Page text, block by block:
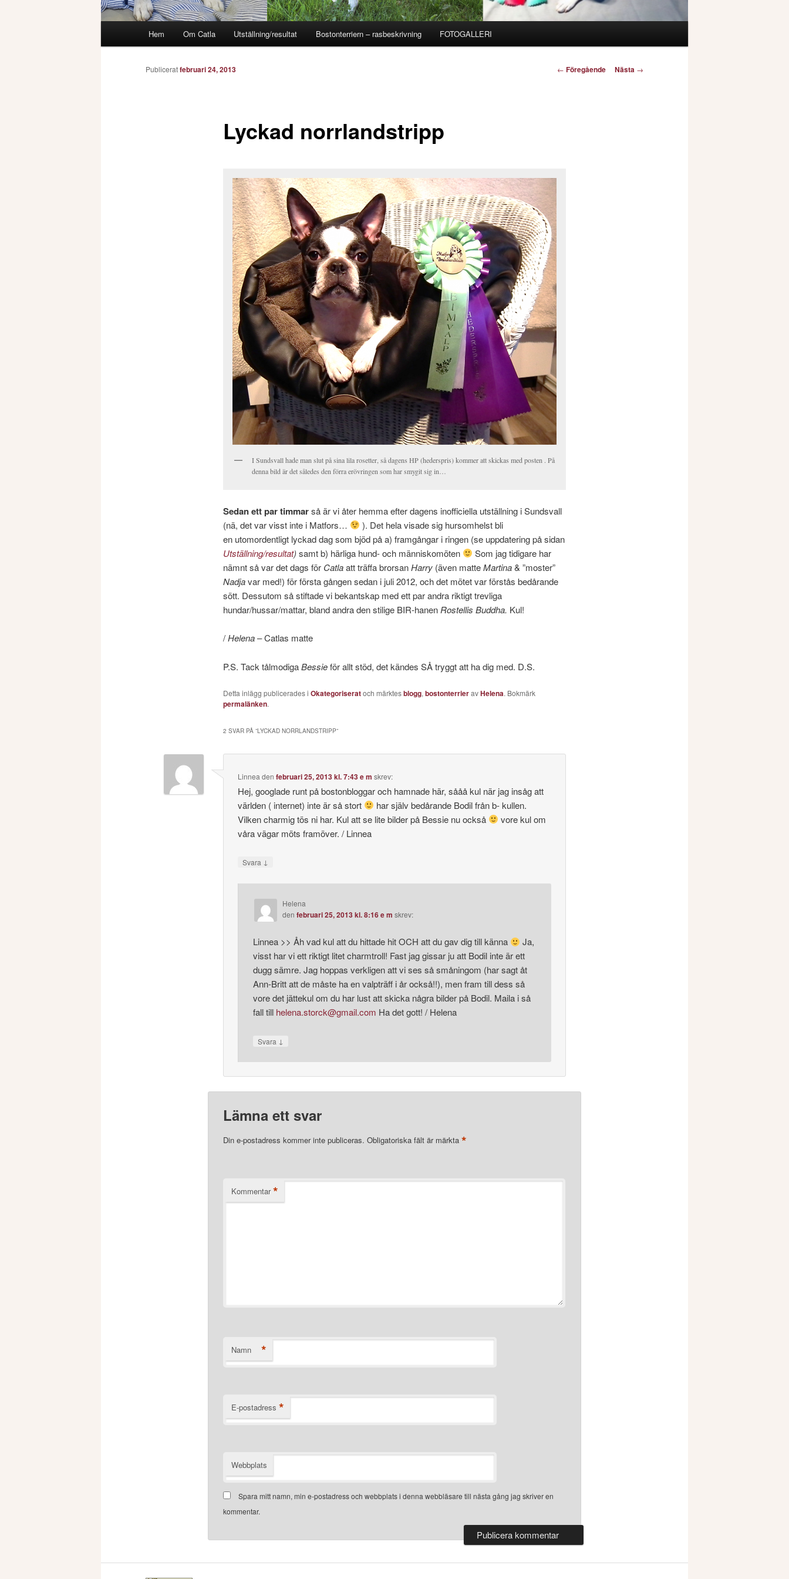
Hem Om Catla Utställning/resultat Bostonterriern – rasbeskrivning FOTOGALLERI
Inläggsnavigering
← Föregående Nästa →
Lyckad norrlandstripp
Publiceratfebruari 24, 2013
I Sundsvall hade man slut på sina lila rosetter, så dagens HP (hederspris) kommer att skickas med posten . På
denna bild är det således den förra erövringen som har smygit sig in…
Sedan ett par timmarså är vi åter hemma efter dagens inofficiella utställning i Sundsvall
(nä, det var visst inte i Matfors…
). Det hela visade sig hursomhelst bli
en utomordentligt lyckad dag som bjöd på a) framgångar i ringen (se uppdatering på sidan
Utställning/resultat) samt b) härliga hund- och människomöten
Som jag tidigare har
nämnt så var det dags för Catlaatt träffa brorsanHarry(även matteMartina& ”moster”
Nadjavar med!) för första gången sedan i juli 2012, och det mötet var förstås bedårande
sött. Dessutom så stiftade vi bekantskap med ett par andra riktigt trevliga
hundar/hussar/mattar, bland andra den stilige BIR-hanen Rostellis Buddha. Kul!
/Helena– Catlas matte
P.S. Tack tålmodigaBessieför allt stöd, det kändes SÅ tryggt att ha dig med. D.S.
Detta inlägg publicerades i Okategoriseratoch märktesblogg, bostonterrieravHelena. Bokmärk
permalänken.
2 SVAR PÅ ”LYCKAD NORRLANDSTRIPP”
Linnea denfebruari 25, 2013 kl. 7:43 e m skrev:
Hej, googlade runt på bostonbloggar och hamnade här, sååå kul när jag insåg att
världen ( internet) inte är så stort
har själv bedårande Bodil från b- kullen.
Vilken charmig tös ni har. Kul att se lite bilder på Bessie nu också
vore kul om
våra vägar möts framöver. / Linnea
Svara ↓
Helena
den februari 25, 2013 kl. 8:16 e m skrev:
Linnea >> Åh vad kul att du hittade hit OCH att du gav dig till känna
Ja,
visst har vi ett riktigt litet charmtroll! Fast jag gissar ju att Bodil inte är ett
dugg sämre. Jag hoppas verkligen att vi ses så småningom (har sagt åt
Ann-Britt att de måste ha en valpträff i år också!!), men fram till dess så
vore det jättekul om du har lust att skicka några bilder på Bodil. Maila i så
fall till helena.storck@gmail.com Ha det gott! / Helena
Svara ↓
Lämna ett svar
Din e-postadress kommer inte publiceras. Obligatoriska fält är märkta *
Kommentar *
Namn *
E-postadress *
Webbplats
Spara mitt namn, min e-postadress och webbplats i denna webbläsare till nästa gång jag skriver en
kommentar.